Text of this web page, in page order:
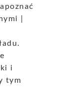
|
i
tym